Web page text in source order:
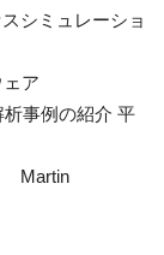
シミュレーショ
ア
析事例の紹介 平
Martin